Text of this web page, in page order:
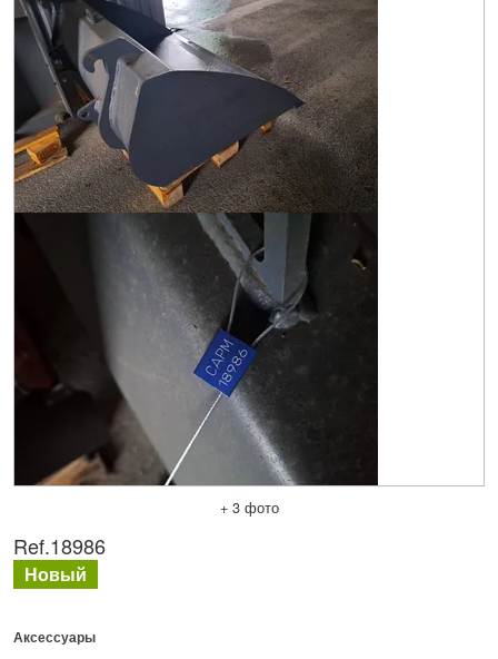
+ 3 фото
Аксессуары
Ref.18986
Новый